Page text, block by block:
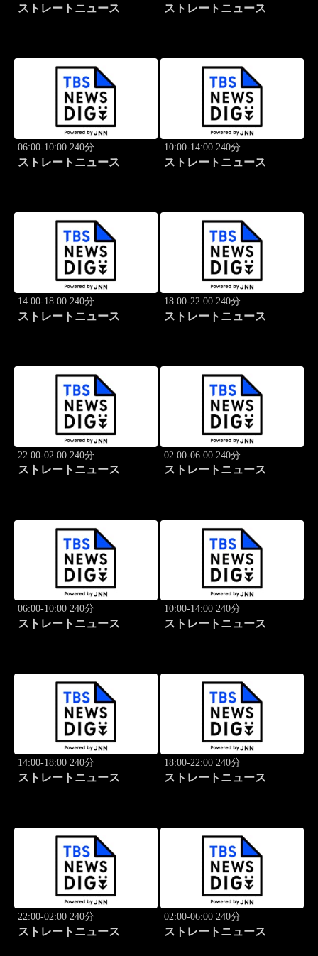
ストレートニュース ストレートニュース
06:00-10:00 240分
ストレートニュース
10:00-14:00 240分
ストレートニュース
14:00-18:00 240分
ストレートニュース
18:00-22:00 240分
ストレートニュース
22:00-02:00 240分
ストレートニュース
02:00-06:00 240分
ストレートニュース
06:00-10:00 240分
ストレートニュース
10:00-14:00 240分
ストレートニュース
14:00-18:00 240分
ストレートニュース
18:00-22:00 240分
ストレートニュース
22:00-02:00 240分
ストレートニュース
02:00-06:00 240分
ストレートニュース